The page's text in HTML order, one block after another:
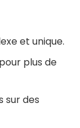
et unique.
plus de
sur des